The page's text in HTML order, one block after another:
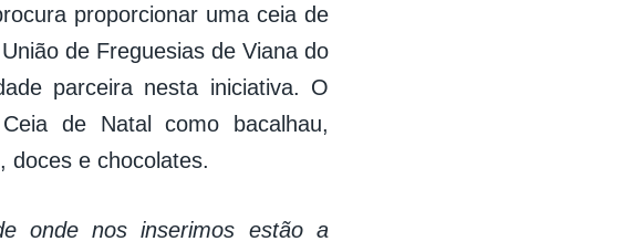
proporcionar uma ceia de
de Freguesias de Viana do
parceira nesta iniciativa. O
de Natal como bacalhau,
doces e chocolates.
onde nos inserimos estão a